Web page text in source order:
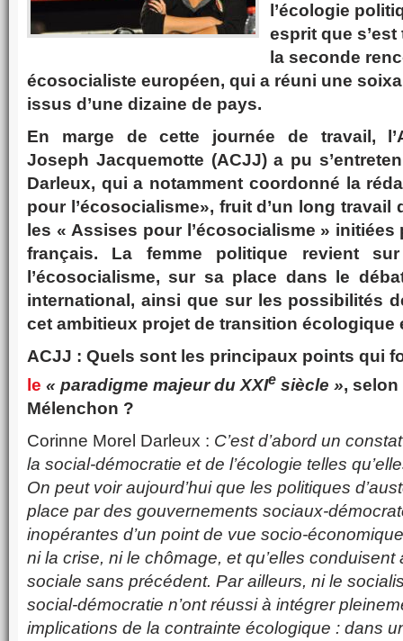
l’écologie
esprit que
la seconde
écosocialiste européen, qui a réuni une
issus d’une dizaine de pays.
En marge de cette journée de travail,
Joseph Jacquemotte (ACJJ) a pu
Darleux, qui a notamment coordonné la
pour l’écosocialisme», fruit d’un long travail
les « Assises pour l’écosocialisme » initiées
français. La femme politique revient
l’écosocialisme, sur sa place dans le
international, ainsi que sur les possibilités
cet ambitieux projet de transition écologique
ACJJ : Quels sont les principaux points qui
le « paradigme majeur du XXIe siècle »,
Mélenchon ?
Corinne Morel Darleux : C’est d’abord un
la social-démocratie et de l’écologie telles
On peut voir aujourd’hui que les politiques
place par des gouvernements sociaux-
inopérantes d’un point de vue socio-
ni la crise, ni le chômage, et qu’elles
sociale sans précédent. Par ailleurs, ni le
social-démocratie n’ont réussi à intégrer
implications de la contrainte écologique : dans